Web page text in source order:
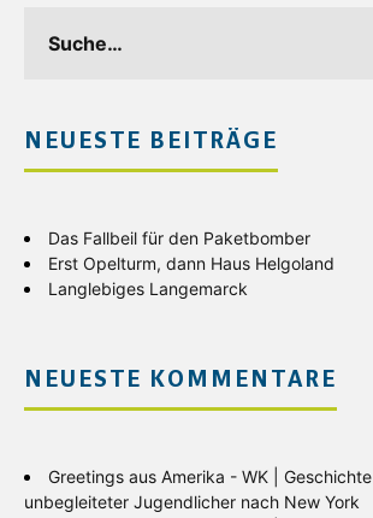
NEUESTE BEITRÄGE
Das Fallbeil für den Paketbomber
Erst Opelturm, dann Haus Helgoland
Langlebiges Langemarck
NEUESTE KOMMENTARE
Greetings aus Amerika - WK | Geschichte
unbegleiteter Jugendlicher nach New York